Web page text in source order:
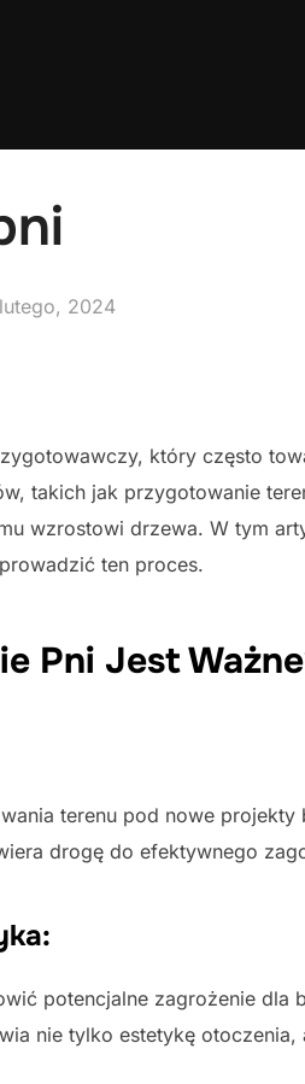
2024
który często
takich jak przygotowanie
wzrostowi drzewa. W tym
ten proces.
Pni Jest
terenu pod nowe
drogę do efektywnego
potencjalne zagrożenie
nie tylko estetykę